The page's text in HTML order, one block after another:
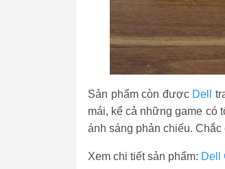
Sản phẩm còn được Dell
mái, kể cả những game có
ánh sáng phản chiếu.
Xem chi tiết sản phẩm: Dell